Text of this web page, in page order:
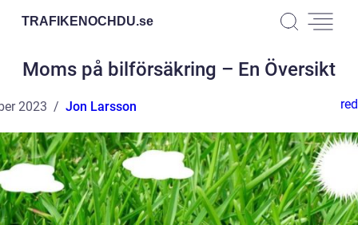
TRAFIKENOCHDU.se
Moms på bilförsäkring – En Översikt
2023 Jon Larsson